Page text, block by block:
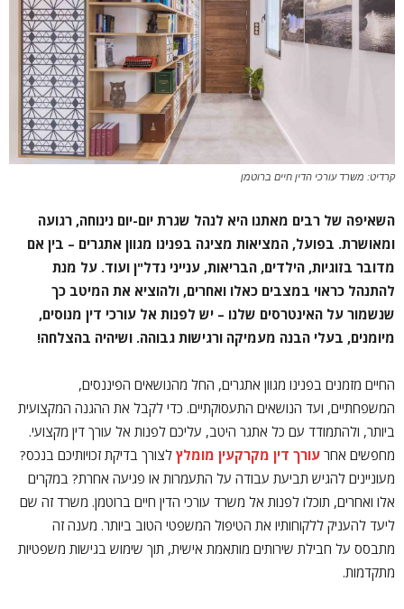
קרדיט: משרד עורכי הדין חיים ברוטמן
השאיפה של רבים מאתנו היא לנהל שגרת יום-יום נינוחה, רגועה
ומאושרת. בפועל, המציאות מציגה בפנינו מגוון אתגרים – בין אם
מדובר בזוגיות, הילדים, הבריאות, ענייני נדל"ן ועוד. על מנת
להתנהל כראוי במצבים כאלו ואחרים, ולהוציא את המיטב כך
שנשמור על האינטרסים שלנו – יש לפנות אל עורכי דין מנוסים,
מיומנים, בעלי הבנה מעמיקה ורגישות גבוהה. ושיהיה בהצלחה!
החיים מזמנים בפנינו מגוון אתגרים, החל מהנושאים הפיננסים,
המשפחתיים, ועד הנושאים התעסוקתיים. כדי לקבל את ההגנה המקצועית
ביותר, ולהתמודד עם כל אתגר היטב, עליכם לפנות אל עורך דין מקצועי.
מחפשים אחר עורך דין מקרקעין מומלץ לצורך בדיקת זכויותיכם בנכס?
מעוניינים להגיש תביעת עבודה על התעמרות או פגיעה אחרת? במקרים
אלו ואחרים, תוכלו לפנות אל משרד עורכי הדין חיים ברוטמן. משרד זה שם
ליעד להעניק ללקוחותיו את הטיפול המשפטי הטוב ביותר. מענה זה
מתבסס על חבילת שירותים מותאמת אישית, תוך שימוש בגישות משפטיות
מתקדמות.